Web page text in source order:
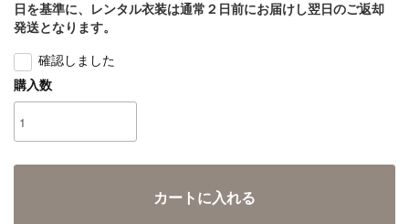
日を基準に、レンタル衣装は通常２日前にお届けし翌日のご返却
発送となります。
確認しました
購入数
カートに入れる